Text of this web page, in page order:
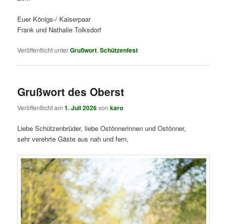
Euer Königs-/ Kaiserpaar
Frank und Nathalie Tolksdorf
Veröffentlicht unterGrußwort,Schützenfest
Grußwort des Oberst
Veröffentlicht am1. Juli 2026vonkaro
Liebe Schützenbrüder, liebe Ostönnerinnen und Ostönner,
sehr verehrte Gäste aus nah und fern,